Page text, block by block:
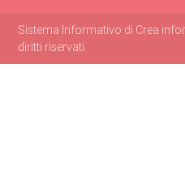
Sistema Informativo di Crea
diritti riservati.